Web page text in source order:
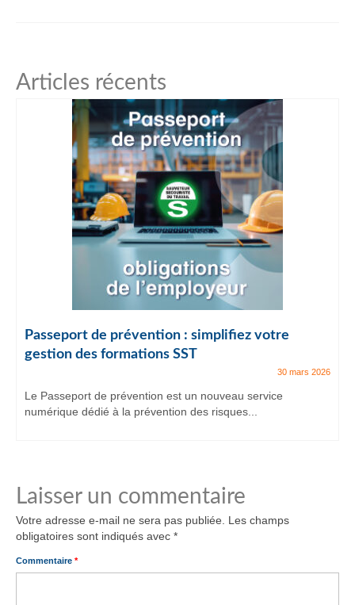
Articles récents
Passeport de prévention : simplifiez votre
gestion des formations SST
30 mars 2026
Le Passeport de prévention est un nouveau service
numérique dédié à la prévention des risques...
Laisser un commentaire
Votre adresse e-mail ne sera pas publiée. Les champs
obligatoires sont indiqués avec *
Commentaire *